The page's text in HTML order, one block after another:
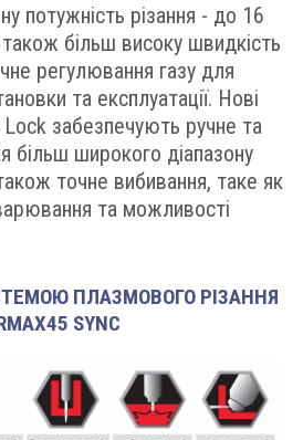
потужність різання - до 16
більш високу швидкість
регулювання газу для
та експлуатації. Нові
забезпечують ручне та
більш широкого діапазону
точне вибивання, таке як
та можливості
ПЛАЗМОВОГО РІЗАННЯ
SYNC